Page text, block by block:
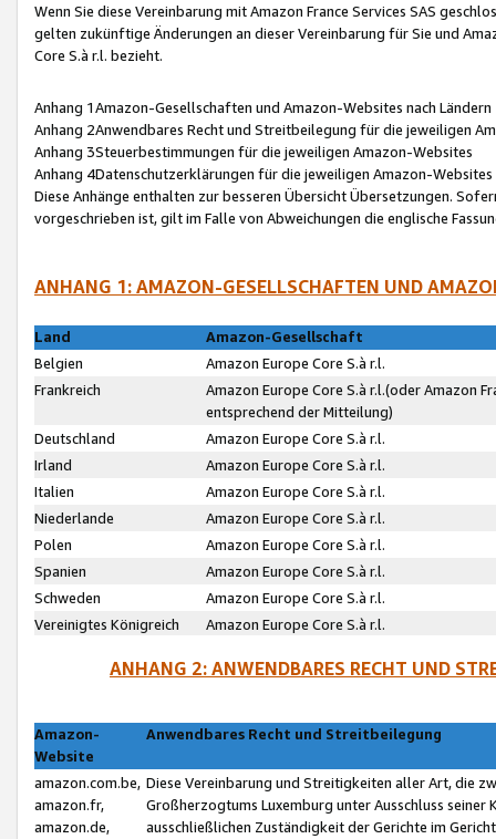
Wenn Sie diese Vereinbarung mit Amazon France Services SAS
gelten zukünftige Änderungen an dieser Vereinbarung für Sie und
Core S.à r.l. bezieht.
Anhang 1Amazon-Gesellschaften und Amazon-Websites nach Ländern
Anhang 2Anwendbares Recht und Streitbeilegung für die jeweiligen
Anhang 3Steuerbestimmungen für die jeweiligen Amazon-Websites
Anhang 4Datenschutzerklärungen für die jeweiligen Amazon-Websites
Diese Anhänge enthalten zur besseren Übersicht Übersetzungen.
vorgeschrieben ist, gilt im Falle von Abweichungen die englische
ANHANG 1: AMAZON-GESELLSCHAFTEN UND
Land
Amazon-Gesellschaft
Belgien
Amazon Europe Core S.à r.l.
Frankreich
Amazon Europe Core S.à r.l.(oder Amazon
entsprechend der Mitteilung)
Deutschland
Amazon Europe Core S.à r.l.
Irland
Amazon Europe Core S.à r.l.
Italien
Amazon Europe Core S.à r.l.
Niederlande
Amazon Europe Core S.à r.l.
Polen
Amazon Europe Core S.à r.l.
Spanien
Amazon Europe Core S.à r.l.
Schweden
Amazon Europe Core S.à r.l.
Vereinigtes Königreich
Amazon Europe Core S.à r.l.
ANHANG 2: ANWENDBARES RECHT UND
Amazon-
Website
Anwendbares Recht und Streitbeilegung
amazon.com.be,
amazon.fr,
amazon.de,
Diese Vereinbarung und Streitigkeiten aller Art, die
Großherzogtums Luxemburg unter Ausschluss
ausschließlichen Zuständigkeit der Gerichte im